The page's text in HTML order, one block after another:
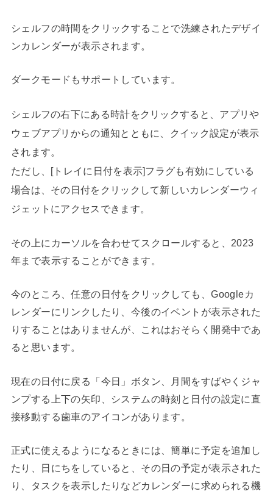
シェルフの時間をクリックすることで洗練されたデザイ
ンカレンダーが表示されます。
ダークモードもサポートしています。
シェルフの右下にある時計をクリックすると、アプリや
ウェブアプリからの通知とともに、クイック設定が表示
されます。
ただし、[トレイに日付を表​​示]フラグも有効にしている
場合は、その日付をクリックして新しいカレンダーウィ
ジェットにアクセスできます。
その上にカーソルを合わせてスクロールすると、2023
年まで表示することができます。
今のところ、任意の日付をクリックしても、Googleカ
レンダーにリンクしたり、今後のイベントが表示された
りすることはありませんが、これはおそらく開発中であ
ると思います。
現在の日付に戻る「今日」ボタン、月間をすばやくジャ
ンプする上下の矢印、システムの時刻と日付の設定に直
接移動する歯車のアイコンがあります。
正式に使えるようになるときには、簡単に予定を追加し
たり、日にちをしていると、その日の予定が表示された
り、タスクを表示したりなどカレンダーに求められる機